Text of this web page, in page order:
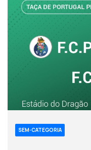
SEM-CATEGORIA